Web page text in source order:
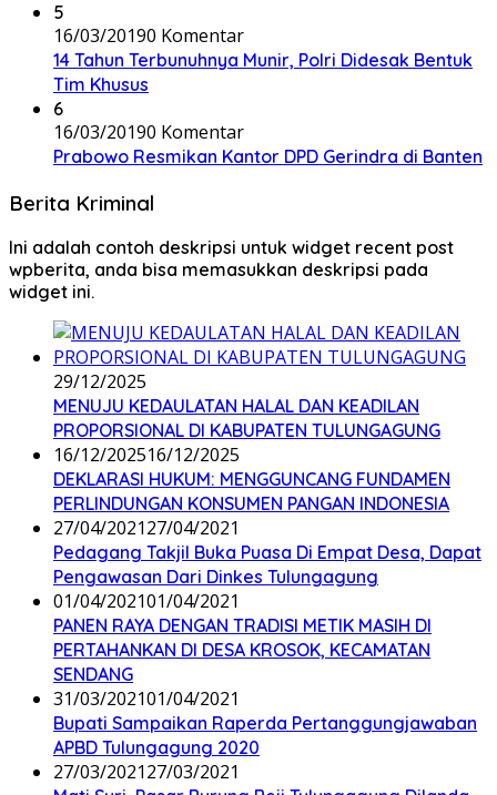
5
16/03/20190 Komentar
14 Tahun Terbunuhnya Munir, Polri Didesak Bentuk
Tim Khusus
6
16/03/20190 Komentar
Prabowo Resmikan Kantor DPD Gerindra di Banten
Berita Kriminal
Ini adalah contoh deskripsi untuk widget recent post
wpberita, anda bisa memasukkan deskripsi pada
widget ini.
29/12/2025
MENUJU KEDAULATAN HALAL DAN KEADILAN
PROPORSIONAL DI KABUPATEN TULUNGAGUNG
16/12/202516/12/2025
DEKLARASI HUKUM: MENGGUNCANG FUNDAMEN
PERLINDUNGAN KONSUMEN PANGAN INDONESIA
27/04/202127/04/2021
Pedagang Takjil Buka Puasa Di Empat Desa, Dapat
Pengawasan Dari Dinkes Tulungagung
01/04/202101/04/2021
PANEN RAYA DENGAN TRADISI METIK MASIH DI
PERTAHANKAN DI DESA KROSOK, KECAMATAN
SENDANG
31/03/202101/04/2021
Bupati Sampaikan Raperda Pertanggungjawaban
APBD Tulungagung 2020
27/03/202127/03/2021